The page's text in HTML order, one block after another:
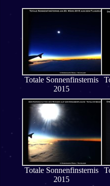
Totale Sonnenfinsternis
2015
Totale Sonnenfinsternis
2015